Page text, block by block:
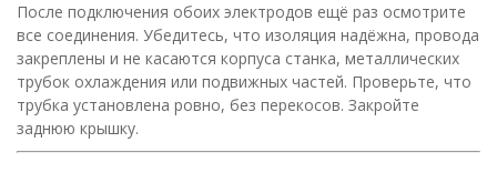
После подключения обоих электродов ещё раз осмотрите
все соединения. Убедитесь, что изоляция надёжна, провода
закреплены и не касаются корпуса станка, металлических
трубок охлаждения или подвижных частей. Проверьте, что
трубка установлена ровно, без перекосов. Закройте
заднюю крышку.